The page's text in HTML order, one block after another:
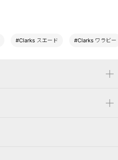
#Clarks スエード #Clarks ワラビー